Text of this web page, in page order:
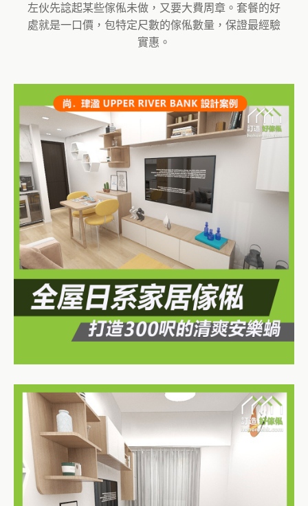
左伙先諗起某些傢俬未做，又要大費周章。套餐的好
處就是一口價，包特定尺數的傢俬數量，保證最經驗
實惠。